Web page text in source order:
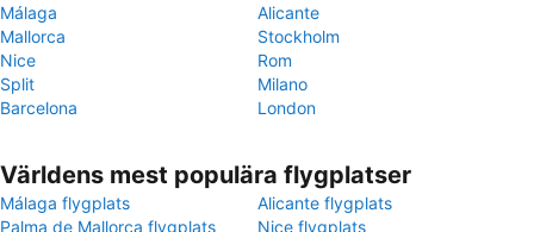
Málaga
Alicante
Mallorca
Stockholm
Nice
Rom
Split
Milano
Barcelona
London
Världens mest populära flygplatser
Málaga flygplats
Alicante flygplats
Palma de Mallorca flygplats
Nice flygplats